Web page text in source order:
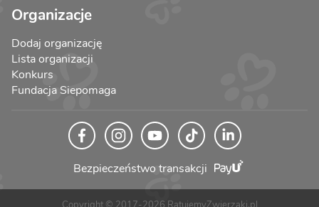
Organizacje
Dodaj organizację
Lista organizacji
Konkurs
Fundacja Siepomaga
Bezpieczeństwo transakcji